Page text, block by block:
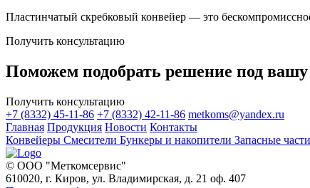
Пластинчатый скребковый конвейер — это
Получить консультацию
Поможем подобрать решение под вашу
Получить консультацию
+7 (8332) 45-11-86 +7 (8332) 42-11-86 metkoms@yandex.ru
Главная Продукция Новости Контакты
Конвейеры Смесители Бункеры и накопители Запасные
© ООО "Меткомсервис"
610020, г. Киров, ул. Владимирская, д. 21 оф. 407